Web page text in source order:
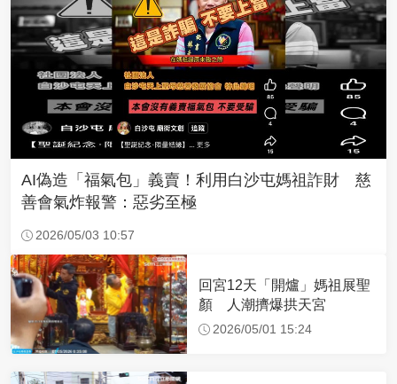
AI偽造「福氣包」義賣！利用白沙屯媽祖詐財 慈
善會氣炸報警：惡劣至極
2026/05/03 10:57
回宮12天「開爐」媽祖展聖
顏 人潮擠爆拱天宮
2026/05/01 15:24